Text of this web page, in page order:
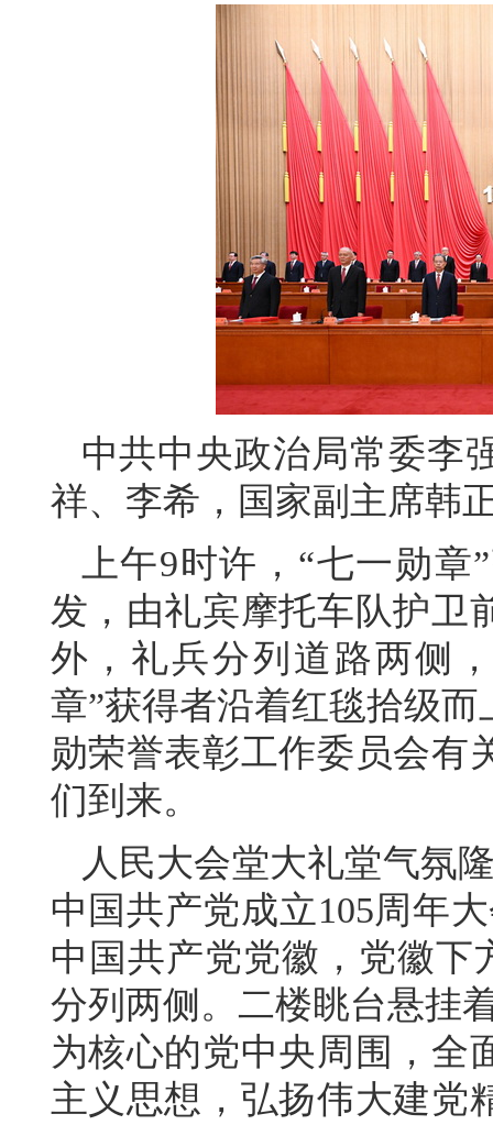
中共中央政治局常委李
祥、李希，国家副主席韩
上午9时许，“七一勋
发，由礼宾摩托车队护卫
外，礼兵分列道路两侧
章”获得者沿着红毯拾级
勋荣誉表彰工作委员会有
们到来。
人民大会堂大礼堂气氛
中国共产党成立105周年
中国共产党党徽，党徽下
分列两侧。二楼眺台悬挂
为核心的党中央周围，全
主义思想，弘扬伟大建党